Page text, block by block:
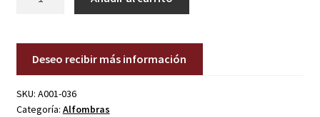
Deseo recibir más información
SKU: A001-036
Categoría: Alfombras